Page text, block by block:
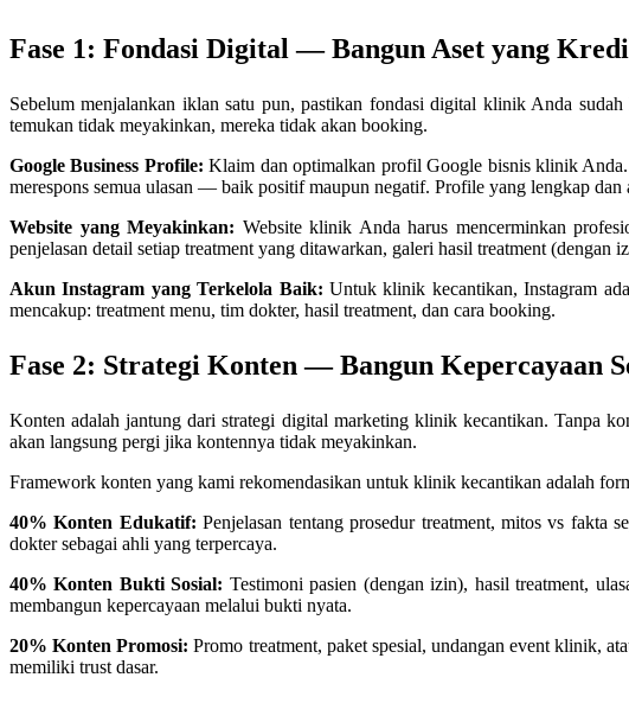
Fase 1: Fondasi Digital — Bangun Aset yang
Sebelum menjalankan iklan satu pun, pastikan fondasi digital klinik Anda
temukan tidak meyakinkan, mereka tidak akan booking.
Google Business Profile: Klaim dan optimalkan profil Google bisnis klinik
merespons semua ulasan — baik positif maupun negatif. Profile yang lengkap
Website yang Meyakinkan: Website klinik Anda harus mencerminkan
penjelasan detail setiap treatment yang ditawarkan, galeri hasil treatment
Akun Instagram yang Terkelola Baik: Untuk klinik kecantikan, Instagram
mencakup: treatment menu, tim dokter, hasil treatment, dan cara booking.
Fase 2: Strategi Konten — Bangun Kepercayaan
Konten adalah jantung dari strategi digital marketing klinik kecantikan. Tanpa
akan langsung pergi jika kontennya tidak meyakinkan.
Framework konten yang kami rekomendasikan untuk klinik kecantikan adalah
40% Konten Edukatif: Penjelasan tentang prosedur treatment, mitos vs fakta
dokter sebagai ahli yang terpercaya.
40% Konten Bukti Sosial: Testimoni pasien (dengan izin), hasil treatment,
membangun kepercayaan melalui bukti nyata.
20% Konten Promosi: Promo treatment, paket spesial, undangan event klinik,
memiliki trust dasar.